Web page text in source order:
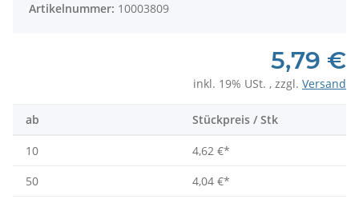
Artikelnummer: 10003809
5,79 €
inkl. 19% USt. , zzgl. Versand
ab Stückpreis / Stk
10 4,62 €*
50
4,04 €*